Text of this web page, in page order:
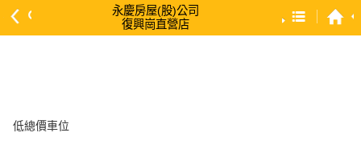
永慶房屋(股)公司
復興崗直營店